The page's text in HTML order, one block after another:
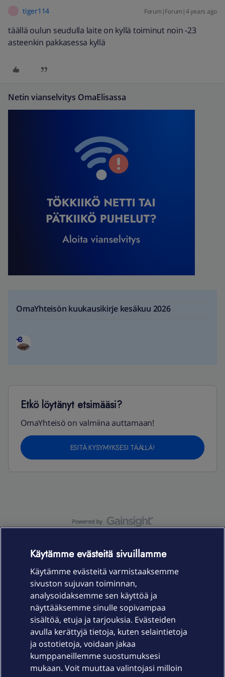
tiger114 Forum|Forum|4 years ago
täällä oulun seudulla laite on kyllä toiminut noin -23
asteenkin pakkasessa kyllä
Netin vianselvitys OmaElisassa
OmaYhteisön kuukausikirje kesäkuu 2026
Etkö löytänyt etsimääsi?
OmaYhteisö on valmiina auttamaan!
ESITÄ KYSYMYKSESI TÄÄLLÄ!
Laitteet & liittymät
Palvelut
Käytämme evästeitä sivuillamme
Käytämme evästeitä varmistaaksemme
sivuston sujuvan toiminnan,
analysoidaksemme sen käyttöä ja
näyttääksemme sinulle sopivampaa
sisältöä, etuja ja tarjouksia. Evästeiden
avulla kerättyjä tietoja, kuten selaintietoja
ja ostotietoja, voidaan jakaa
kumppaneillemme suostumuksesi
mukaan. Voit muuttaa valintojasi milloin